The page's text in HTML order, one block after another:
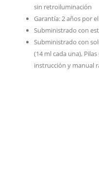
sin retroiluminación
Garantía: 2 años por
Subministrado con
Subministrado con
(14 ml cada una),
instrucción y manual